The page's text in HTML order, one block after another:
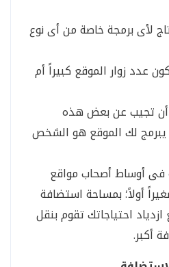
لأى برمجة خاصة من أى نوع
عدد زوار الموقع كبيراً أم
أن تجيب عن بعض هذه
لك الموقع هو الشخص
فى أوساط أصحاب مواقع
أولاً؛ بمساحة استضافة
احتياجاتك تقوم بنقل
أكبر.